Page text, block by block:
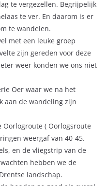
te vergezellen. Begrijpelijk
te ver. En daarom is er
te wandelen.
met een leuke groep
zijn gereden voor deze
weer konden we ons niet
Oer waar we na het
aan de wandeling zijn
Oorlogroute ( Oorlogsroute
weergaf van 40-45.
en de vliegstrip van de
hebben we de
landschap.